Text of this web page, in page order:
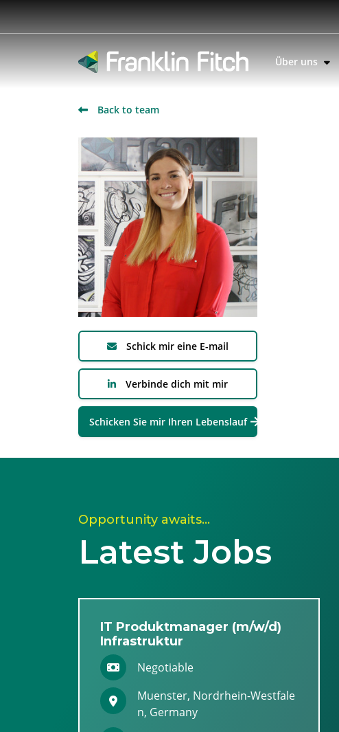
Über uns
Back to team
Schick mir eine E-mail
Verbinde dich mit mir
Schicken Sie mir Ihren Lebenslauf
Opportunity awaits…
Latest Jobs
IT Produktmanager (m/w/d)
Infrastruktur
Negotiable
Muenster, Nordrhein-Westfale
n, Germany